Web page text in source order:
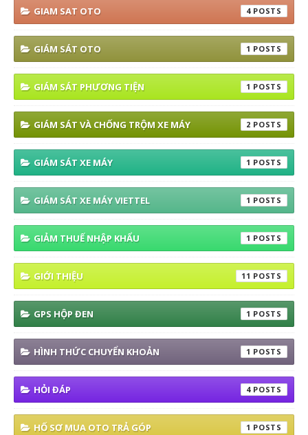
GIAM SAT OTO 4
GIÁM SÁT OTO 1
GIÁM SÁT PHƯƠNG TIỆN 1
GIÁM SÁT VÀ CHỐNG TRỘM XE MÁY 2
GIÁM SÁT XE MÁY 1
GIÁM SÁT XE MÁY VIETTEL 1
GIẢM THUẾ NHẬP KHẨU 1
GIỚI THIỆU 11
GPS HỘP ĐEN 1
HÌNH THỨC CHUYỂN KHOẢN 1
HỎI ĐÁP 4
HỐ SƠ MUA OTO TRẢ GÓP 1